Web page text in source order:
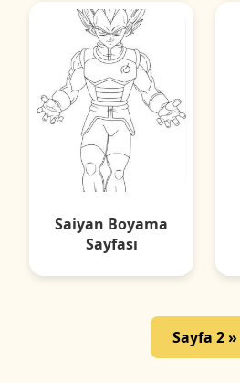
Saiyan Boyama
Sayfası
Sayfa 2 »